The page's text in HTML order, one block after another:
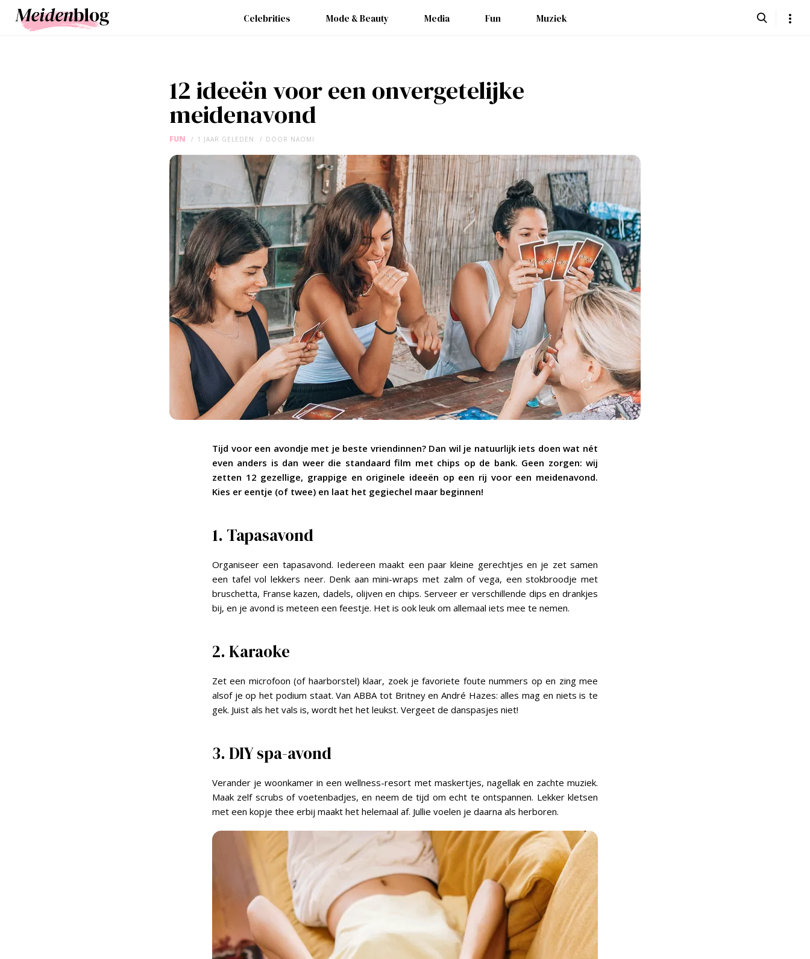
Celebrities Mode & Beauty Media Fun Muziek
12 ideeën voor een onvergetelijke
meidenavond
FUN 1 JAAR GELEDEN DOOR NAOMI
Tijd voor een avondje met je beste vriendinnen? Dan wil je natuurlijk iets doen wat nét
even anders is dan weer die standaard film met chips op de bank. Geen zorgen: wij
zetten 12 gezellige, grappige en originele ideeën op een rij voor een meidenavond.
Kies er eentje (of twee) en laat het gegiechel maar beginnen!
1. Tapasavond
Organiseer een tapasavond. Iedereen maakt een paar kleine gerechtjes en je zet samen
een tafel vol lekkers neer. Denk aan mini-wraps met zalm of vega, een stokbroodje met
bruschetta, Franse kazen, dadels, olijven en chips. Serveer er verschillende dips en drankjes
bij, en je avond is meteen een feestje. Het is ook leuk om allemaal iets mee te nemen.
2. Karaoke
Zet een microfoon (of haarborstel) klaar, zoek je favoriete foute nummers op en zing mee
alsof je op het podium staat. Van ABBA tot Britney en André Hazes: alles mag en niets is te
gek. Juist als het vals is, wordt het het leukst. Vergeet de danspasjes niet!
3. DIY spa-avond
Verander je woonkamer in een wellness-resort met maskertjes, nagellak en zachte muziek.
Maak zelf scrubs of voetenbadjes, en neem de tijd om echt te ontspannen. Lekker kletsen
met een kopje thee erbij maakt het helemaal af. Jullie voelen je daarna als herboren.